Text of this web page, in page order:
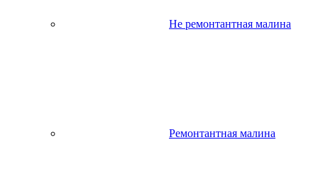
Не ремонтантная малина
Ремонтантная малина